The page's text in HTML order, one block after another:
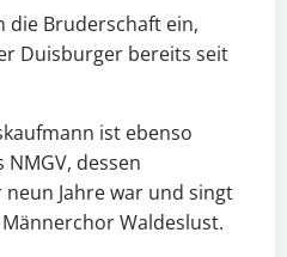
die Bruderschaft ein,
Duisburger bereits seit
ist ebenso
dessen
Jahre war und singt
Waldeslust.